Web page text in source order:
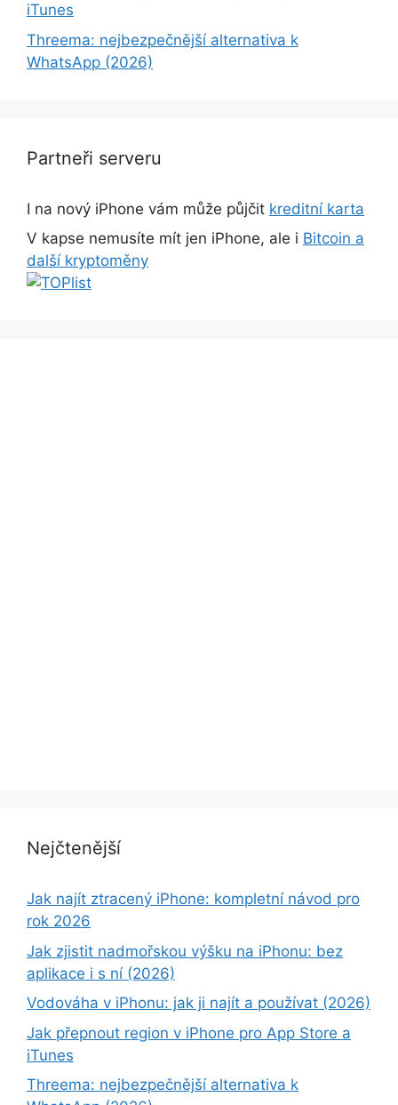
iTunes
Threema: nejbezpečnější alternativa k
WhatsApp (2026)
Partneři serveru
I na nový iPhone vám může půjčit kreditní karta
V kapse nemusíte mít jen iPhone, ale i Bitcoin a
další kryptoměny
Nejčtenější
Jak najít ztracený iPhone: kompletní návod pro
rok 2026
Jak zjistit nadmořskou výšku na iPhonu: bez
aplikace i s ní (2026)
Vodováha v iPhonu: jak ji najít a používat (2026)
Jak přepnout region v iPhone pro App Store a
iTunes
Threema: nejbezpečnější alternativa k